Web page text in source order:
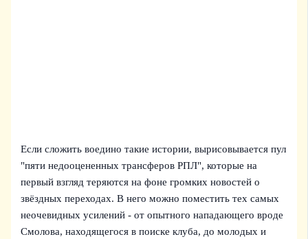
Если сложить воедино такие истории, вырисовывается пул
"пяти недооцененных трансферов РПЛ", которые на
первый взгляд теряются на фоне громких новостей о
звёздных переходах. В него можно поместить тех самых
неочевидных усилений - от опытного нападающего вроде
Смолова, находящегося в поиске клуба, до молодых и